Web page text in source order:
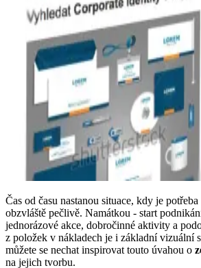
Čas od času nastanou situace, kdy je
obzvláště pečlivě. Namátkou - start
jednorázové akce, dobročinné aktivity a
z položek v nákladech je i základní vizuální
můžete se nechat inspirovat touto úvahou o
na jejich tvorbu.